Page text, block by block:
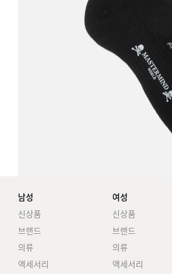
남성
신상품
브랜드
의류
액세서리
여성
신상품
브랜드
의류
액세서리